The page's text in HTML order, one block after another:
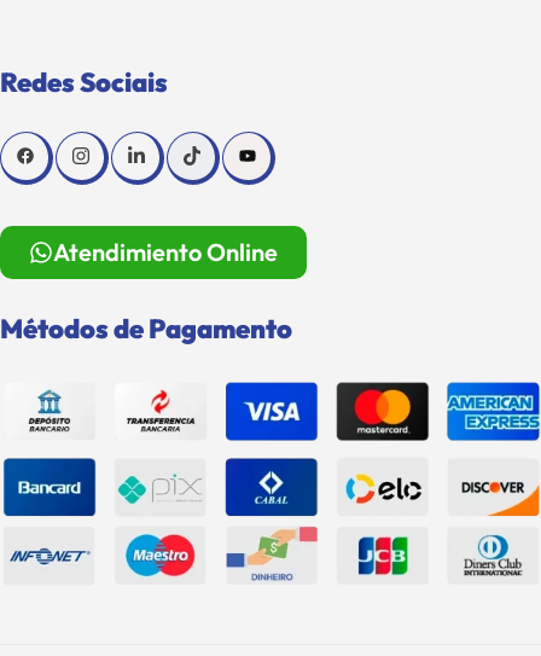
Redes Sociais
Atendimiento Online
Métodos de Pagamento